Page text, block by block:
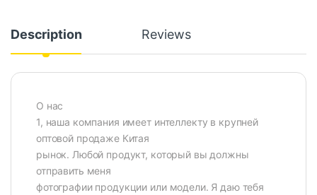
Description Reviews
О нас
1, наша компания имеет интеллекту в крупней
оптовой продаже Китая
рынок. Любой продукт, который вы должны
отправить меня
фотографии продукции или модели. Я даю тебя